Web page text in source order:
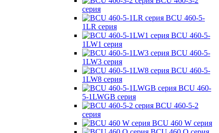
серия
BCU 460-5-
1LR серия
BCU 460-5-
1LW1 серия
BCU 460-5-
1LW3 серия
BCU 460-5-
1LW8 серия
BCU 460-
5-1LWGB серия
BCU 460-5-2
серия
BCU 460 W серия